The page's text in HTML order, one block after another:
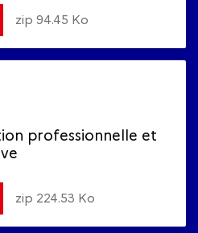
zip 94.45 Ko
professionnelle et
zip 224.53 Ko